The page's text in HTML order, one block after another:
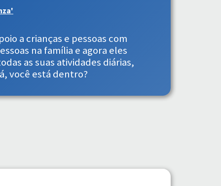
a crianças e pessoas com
na família e agora eles
as suas atividades diárias,
você está dentro?